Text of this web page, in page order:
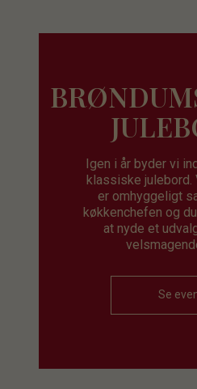
Igen i år byder vi
klassiske julebord.
er omhyggeligt
køkkenchefen og
at nyde et
Se